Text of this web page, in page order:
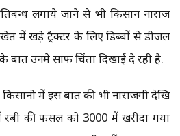
लगाये जाने से भी किसान नाराज
में खड़े ट्रैक्टर के लिए डिब्बों से डीजल
उनमे साफ चिंता दिखाई दे रही है.
में इस बात की भी नाराजगी देखि
रबी की फसल को 3000 में खरीदा गया